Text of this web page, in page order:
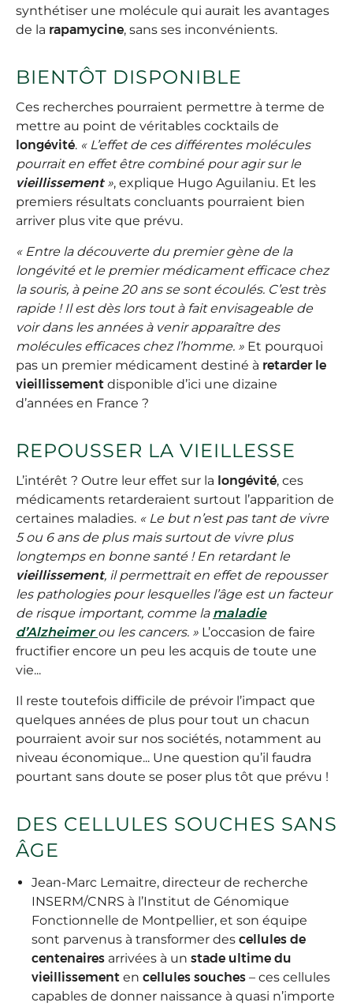
synthétiser une molécule qui aurait les avantages
de la rapamycine, sans ses inconvénients.
BIENTÔT DISPONIBLE
Ces recherches pourraient permettre à terme de
mettre au point de véritables cocktails de
longévité. « L’effet de ces différentes molécules
pourrait en effet être combiné pour agir sur le
vieillissement », explique Hugo Aguilaniu. Et les
premiers résultats concluants pourraient bien
arriver plus vite que prévu.
« Entre la découverte du premier gène de la
longévité et le premier médicament efficace chez
la souris, à peine 20 ans se sont écoulés. C’est très
rapide ! Il est dès lors tout à fait envisageable de
voir dans les années à venir apparaître des
molécules efficaces chez l’homme. » Et pourquoi
pas un premier médicament destiné à retarder le
vieillissement disponible d’ici une dizaine
d’années en France ?
REPOUSSER LA VIEILLESSE
L’intérêt ? Outre leur effet sur la longévité, ces
médicaments retarderaient surtout l’apparition de
certaines maladies. « Le but n’est pas tant de vivre
5 ou 6 ans de plus mais surtout de vivre plus
longtemps en bonne santé ! En retardant le
vieillissement, il permettrait en effet de repousser
les pathologies pour lesquelles l’âge est un facteur
de risque important, comme la maladie
d’Alzheimerou les cancers. » L’occasion de faire
fructifier encore un peu les acquis de toute une
vie...
Il reste toutefois difficile de prévoir l’impact que
quelques années de plus pour tout un chacun
pourraient avoir sur nos sociétés, notamment au
niveau économique... Une question qu’il faudra
pourtant sans doute se poser plus tôt que prévu !
DES CELLULES SOUCHES SANS
ÂGE
Jean-Marc Lemaitre, directeur de recherche
INSERM/CNRS à l’Institut de Génomique
Fonctionnelle de Montpellier, et son équipe
sont parvenus à transformer des cellules de
centenaires arrivées à un stade ultime du
vieillissement en cellules souches – ces cellules
capables de donner naissance à quasi n’importe